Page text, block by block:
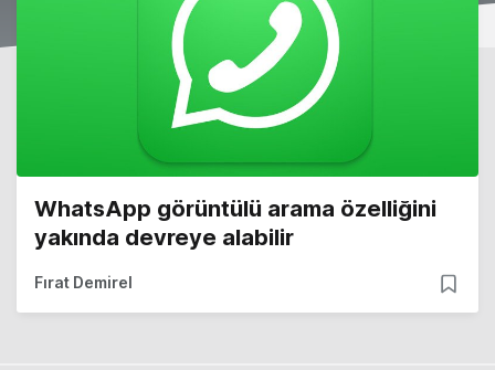
WhatsApp görüntülü arama özelliğini
yakında devreye alabilir
Fırat Demirel